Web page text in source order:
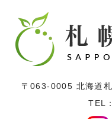
〒063-0005 北海道
TEL：